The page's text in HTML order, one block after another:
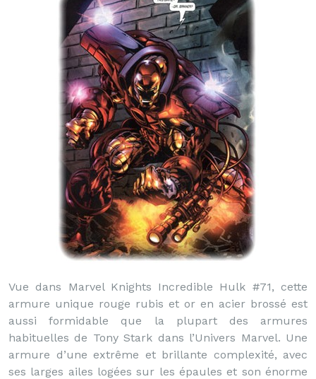
Vue dans Marvel Knights Incredible Hulk #71, cette
armure unique rouge rubis et or en acier brossé est
aussi formidable que la plupart des armures
habituelles de Tony Stark dans l’Univers Marvel. Une
armure d’une extrême et brillante complexité, avec
ses larges ailes logées sur les épaules et son énorme